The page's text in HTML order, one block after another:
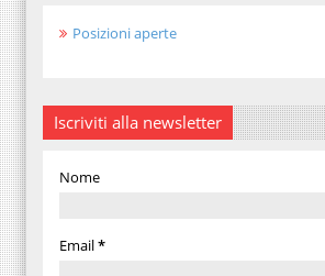
Posizioni aperte
Iscriviti alla newsletter
Nome
Email*